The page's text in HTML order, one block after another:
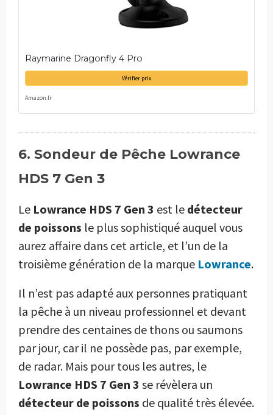
Raymarine Dragonfly 4 Pro
Vérifier prix
Amazon.fr
6. Sondeur de Pêche Lowrance
HDS 7 Gen 3
Le Lowrance HDS 7 Gen 3 est le détecteur
de poissons le plus sophistiqué auquel vous
aurez affaire dans cet article, et l’un de la
troisième génération de la marque Lowrance.
Il n’est pas adapté aux personnes pratiquant
la pêche à un niveau professionnel et devant
prendre des centaines de thons ou saumons
par jour, car il ne possède pas, par exemple,
de radar. Mais pour tous les autres, le
Lowrance HDS 7 Gen 3 se révèlera un
détecteur de poissons de qualité très élevée.